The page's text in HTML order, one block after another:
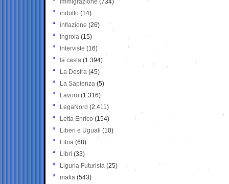
Immigrazione (734)
indulto (14)
inflazione (26)
Ingroia (15)
Interviste (16)
la casta (1.394)
La Destra (45)
La Sapienza (5)
Lavoro (1.316)
LegaNord (2.411)
Letta Enrico (154)
Liberi e Uguali (10)
Libia (68)
Libri (33)
Liguria Futurista (25)
mafia (543)